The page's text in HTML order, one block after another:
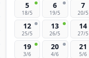
5
18/5
6
19/5
7
20/5
12
25/5
13
26/5
14
27/5
19
3/6
20
4/6
21
5/6